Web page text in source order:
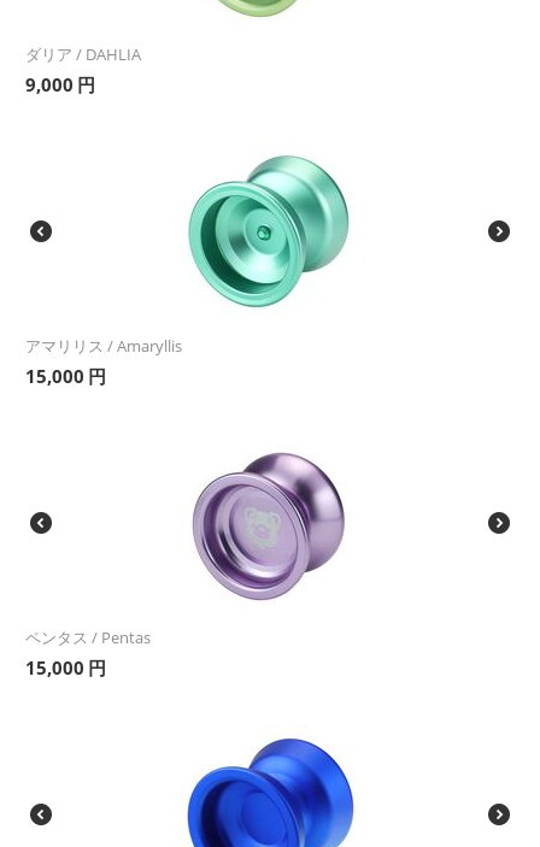
ダリア / DAHLIA
9,000 円
アマリリス / Amaryllis
15,000 円
ペンタス / Pentas
15,000 円